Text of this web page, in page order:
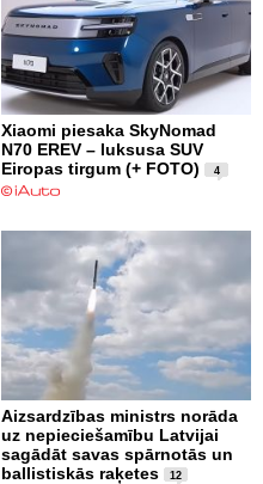
Xiaomi piesaka SkyNomad
N70 EREV – luksusa SUV
Eiropas tirgum (+ FOTO)
4
Aizsardzības ministrs norāda
uz nepieciešamību Latvijai
sagādāt savas spārnotās un
ballistiskās raķetes
12